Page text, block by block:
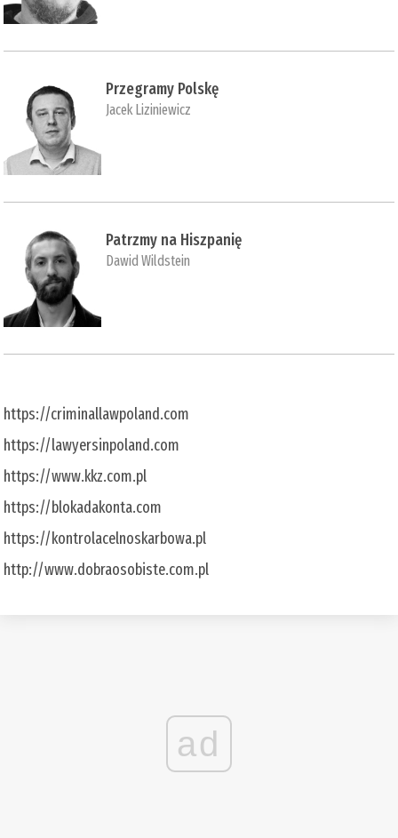
Przegramy Polskę
Jacek Liziniewicz
Patrzmy na Hiszpanię
Dawid Wildstein
https://criminallawpoland.com
https://lawyersinpoland.com
https://www.kkz.com.pl
https://blokadakonta.com
https://kontrolacelnoskarbowa.pl
http://www.dobraosobiste.com.pl
ad